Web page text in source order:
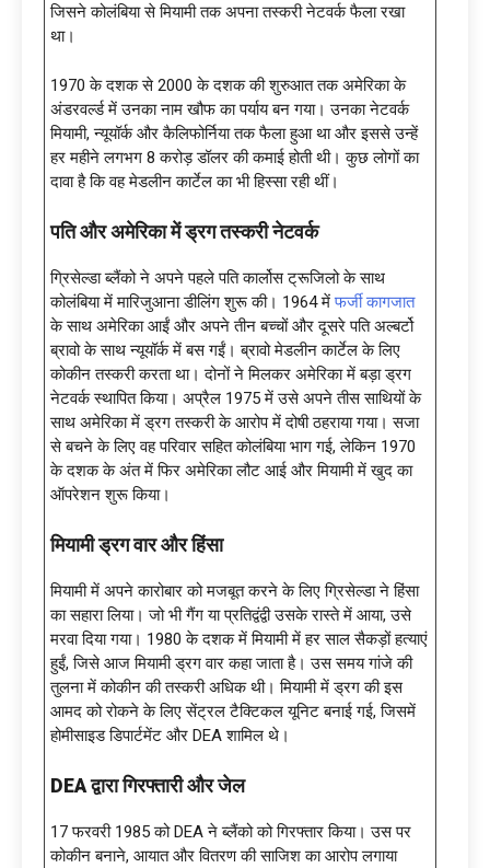
जिसने कोलंबिया से मियामी तक अपना तस्करी नेटवर्क फैला रखा
था।
1970 के दशक से 2000 के दशक की शुरुआत तक अमेरिका के
अंडरवर्ल्ड में उनका नाम खौफ का पर्याय बन गया। उनका नेटवर्क
मियामी, न्यूयॉर्क और कैलिफोर्निया तक फैला हुआ था और इससे उन्हें
हर महीने लगभग 8 करोड़ डॉलर की कमाई होती थी। कुछ लोगों का
दावा है कि वह मेडलीन कार्टेल का भी हिस्सा रही थीं।
पति और अमेरिका में ड्रग तस्करी नेटवर्क
ग्रिसेल्डा ब्लैंको ने अपने पहले पति कार्लोस ट्रूजिलो के साथ
कोलंबिया में मारिजुआना डीलिंग शुरू की। 1964 मेंफर्जी कागजात
के साथ अमेरिका आईं और अपने तीन बच्चों और दूसरे पति अल्बर्टो
ब्रावो के साथ न्यूयॉर्क में बस गईं। ब्रावो मेडलीन कार्टेल के लिए
कोकीन तस्करी करता था। दोनों ने मिलकर अमेरिका में बड़ा ड्रग
नेटवर्क स्थापित किया। अप्रैल 1975 में उसे अपने तीस साथियों के
साथ अमेरिका में ड्रग तस्करी के आरोप में दोषी ठहराया गया। सजा
से बचने के लिए वह परिवार सहित कोलंबिया भाग गई, लेकिन 1970
के दशक के अंत में फिर अमेरिका लौट आई और मियामी में खुद का
ऑपरेशन शुरू किया।
मियामी ड्रग वार और हिंसा
मियामी में अपने कारोबार को मजबूत करने के लिए ग्रिसेल्डा ने हिंसा
का सहारा लिया। जो भी गैंग या प्रतिद्वंद्वी उसके रास्ते में आया, उसे
मरवा दिया गया। 1980 के दशक में मियामी में हर साल सैकड़ों हत्याएं
हुईं, जिसे आज मियामी ड्रग वार कहा जाता है। उस समय गांजे की
तुलना में कोकीन की तस्करी अधिक थी। मियामी में ड्रग की इस
आमद को रोकने के लिए सेंट्रल टैक्टिकल यूनिट बनाई गई, जिसमें
होमीसाइड डिपार्टमेंट और DEA शामिल थे।
DEA द्वारा गिरफ्तारी और जेल
17 फरवरी 1985 को DEA ने ब्लैंको को गिरफ्तार किया। उस पर
कोकीन बनाने, आयात और वितरण की साजिश का आरोप लगाया